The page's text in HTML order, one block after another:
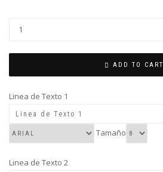
(56x33
quantity
ADD TO CART
Linea de Texto 1
Tamaño
Linea de Texto 2